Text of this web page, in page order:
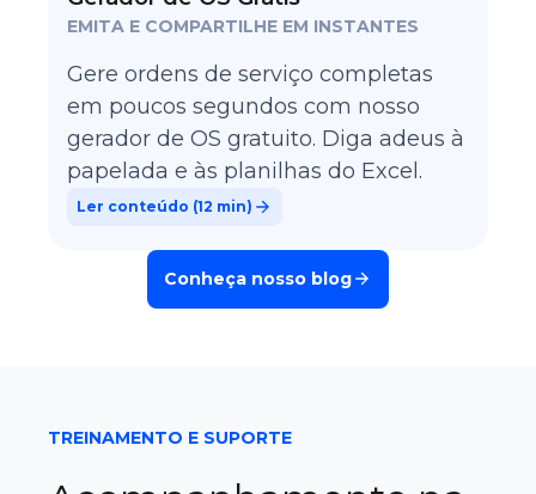
EMITA E COMPARTILHE EM INSTANTES
Gere ordens de serviço completas
em poucos segundos com nosso
gerador de OS gratuito. Diga adeus à
papelada e às planilhas do Excel.
Ler conteúdo (12 min)
Conheça nosso blog
TREINAMENTO E SUPORTE